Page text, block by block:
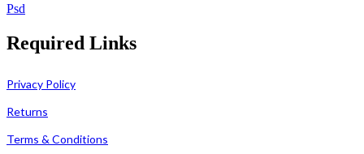
Psd
Required Links
Privacy Policy
Returns
Terms & Conditions